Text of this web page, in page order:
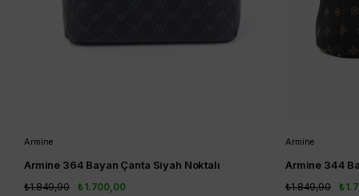
Armine
Armine 364 Bayan Çanta Siyah Noktalı
₺1.700,00
₺1.849,90
Armine
Armine 344
₺1.849,90